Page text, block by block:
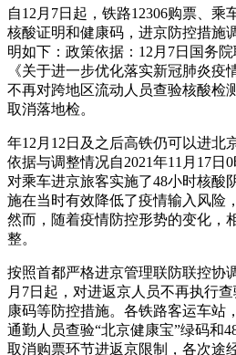
自12月7日起，铁路12306购票、乘
核酸证明和健康码，进京防控措施
明如下：政策依据：12月7日国务
《关于进一步优化落实新冠肺炎疫
不再对跨地区流动人员查验核酸检
取消落地检。
年12月12日及之后高铁仍可以进北
依据与调整情况自2021年11月17日
对乘车进京旅客实施了48小时核酸
施在当时有效降低了疫情输入风险
然而，随着疫情防控形势的变化，
整。
按照首都严格进京管理联防联控协
月7日起，对进返京人员不再执行
康码等防控措施。各铁路客运车站
通勤人员查验“北京健康宝”绿码和
取消购票环节进返京限制，各次途